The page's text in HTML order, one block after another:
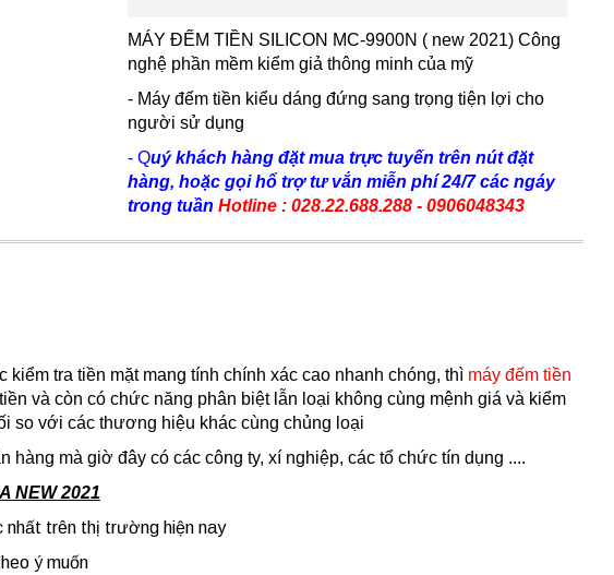
MÁY ĐẾM TIỀN SILICON MC-9900N ( new 2021) Công
nghệ phần mềm kiểm giả thông minh của mỹ
- Máy đếm tiền kiểu dáng đứng sang trọng tiện lợi cho
người sử dụng
- Quý khách hàng đặt mua trực tuyến trên nút đặt
hàng, hoặc gọi hổ trợ tư vắn miễn phí 24/7 các ngáy
trong tuần Hotline : 028.22.688.288 - 0906048343
tra tiền mặt mang tính chính xác cao nhanh chóng, thì máy đếm tiền
và còn có chức năng phân biệt lẫn loại không cùng mệnh giá và kiểm
so với các thương hiệu khác cùng chủng loại
mà giờ đây có các công ty, xí nghiệp, các tổ chức tín dụng ....
NEW 2021
nhất trên thị trường hiện nay
ý muốn